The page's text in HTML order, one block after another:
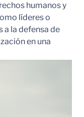
humanos y
líderes o
a la defensa de
en una